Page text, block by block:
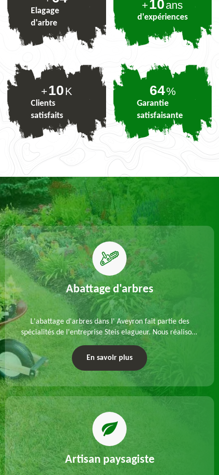
Elagage
d'arbre
+10ans
d'expériences
+10K
Clients
satisfaits
78%
Garantie
satisfaisante
Abattage d'arbres
L'abattage d'arbres dans l' Aveyron fait partie des
spécialités de l'entreprise Steis elagueur. Nous réalisons
un abattage direct ou par démontage, tenant compte
des particularités du site et des végétaux.
En savoir plus
Artisan paysagiste